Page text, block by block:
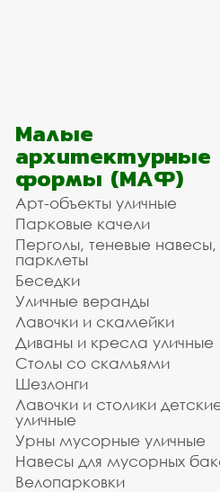
Малые
архитектурные
формы (МАФ)
Арт-объекты уличные
Парковые качели
Перголы, теневые навесы,
парклеты
Беседки
Уличные веранды
Лавочки и скамейки
Диваны и кресла уличные
Столы со скамьями
Шезлонги
Лавочки и столики
уличные
Урны мусорные уличные
Навесы для мусорных
Велопарковки